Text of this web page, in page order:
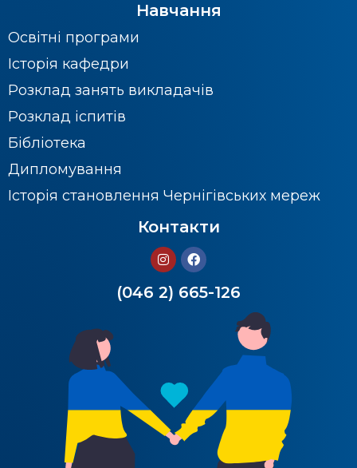
Навчання
Освітні програми
Історія кафедри
Розклад занять викладачів
Розклад іспитів
Бібліотека
Дипломування
Історія становлення Чернігівських мереж
Контакти
(046 2) 665-126